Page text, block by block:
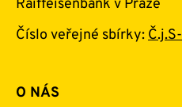
Raiffeisenbank v Praze
Číslo veřejné sbírky:
O NÁS